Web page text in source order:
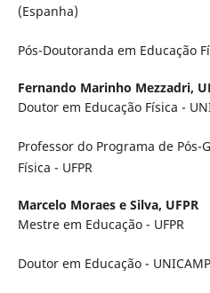
(Espanha)
Pós-Doutoranda em Educação
Fernando Marinho Mezzadri,
Doutor em Educação Física -
Professor do Programa de Pós-
Física - UFPR
Marcelo Moraes e Silva, UFPR
Mestre em Educação - UFPR
Doutor em Educação - UNICAMP